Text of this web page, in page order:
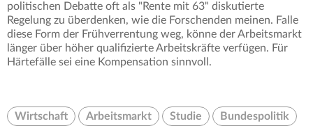
politischen Debatte oft als "Rente mit 63" diskutierte
Regelung zu überdenken, wie die Forschenden meinen. Falle
diese Form der Frühverrentung weg, könne der Arbeitsmarkt
länger über höher qualifizierte Arbeitskräfte verfügen. Für
Härtefälle sei eine Kompensation sinnvoll.
Wirtschaft Arbeitsmarkt Studie Bundespolitik